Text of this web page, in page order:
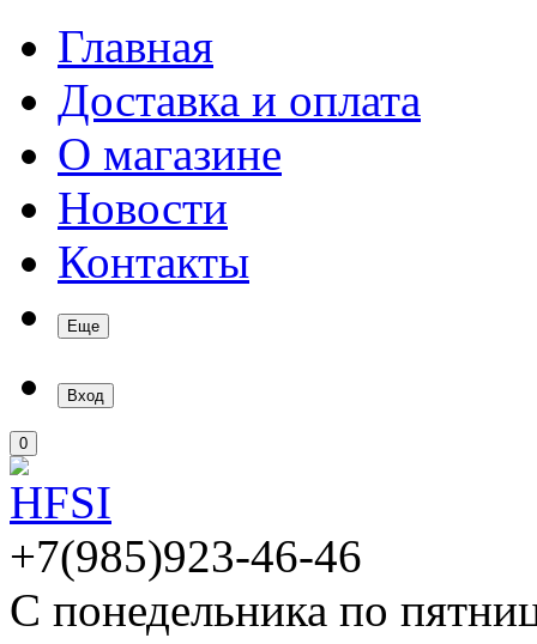
Главная
Доставка и оплата
О магазине
Новости
Контакты
Еще
Вход
0
+7(985)923-46-46
С понедельника по